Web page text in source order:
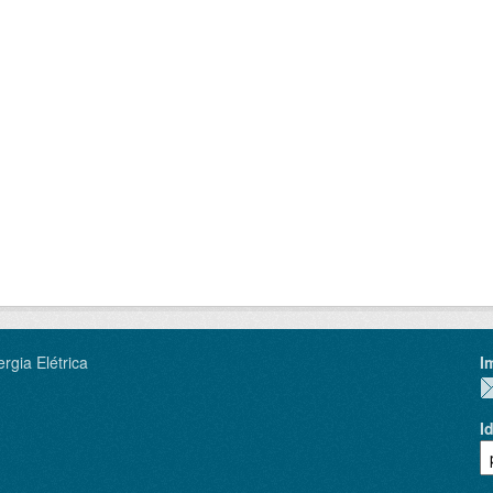
Elétrica